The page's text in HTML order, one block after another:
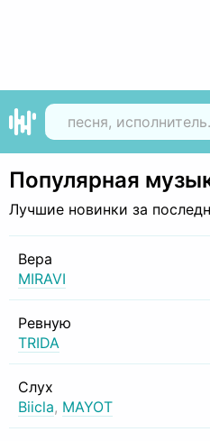
Популярная
Лучшие новинки за
Вера
MIRAVI
Ревную
TRIDA
Слух
Biicla, MAYOT